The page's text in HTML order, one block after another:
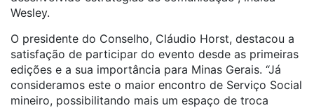
Wesley.
O presidente do Conselho, Cláudio Horst, destacou a
satisfação de participar do evento desde as primeiras
edições e a sua importância para Minas Gerais. “Já
consideramos este o maior encontro de Serviço Social
mineiro, possibilitando mais um espaço de troca